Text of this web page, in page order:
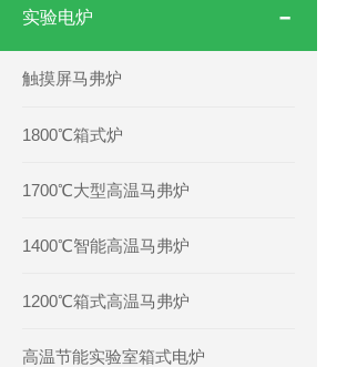
实验电炉
触摸屏马弗炉
1800℃箱式炉
1700℃大型高温马弗炉
1400℃智能高温马弗炉
1200℃箱式高温马弗炉
高温节能实验室箱式电炉